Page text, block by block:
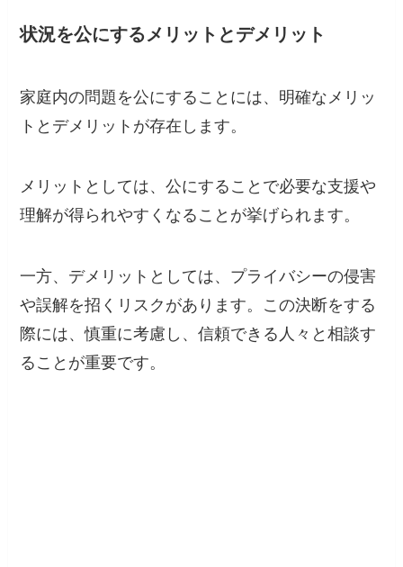
状況を公にするメリットとデメリット
家庭内の問題を公にすることには、明確なメリッ
トとデメリットが存在します。
メリットとしては、公にすることで必要な支援や
理解が得られやすくなることが挙げられます。
一方、デメリットとしては、プライバシーの侵害
や誤解を招くリスクがあります。この決断をする
際には、慎重に考慮し、信頼できる人々と相談す
ることが重要です。